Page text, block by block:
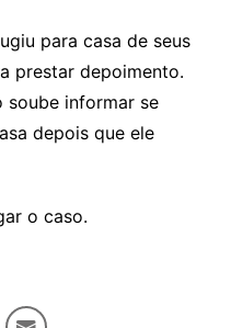
para casa de seus
prestar depoimento.
soube informar se
depois que ele
o caso.